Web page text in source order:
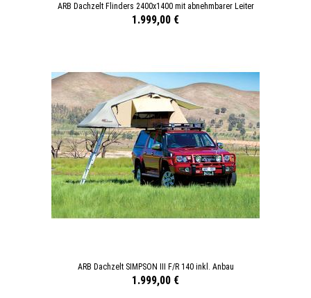
ARB Dachzelt Flinders 2400x1400 mit abnehmbarer Leiter
1.999,00 €
ARB Dachzelt SIMPSON III F/R 140 inkl. Anbau
1.999,00 €